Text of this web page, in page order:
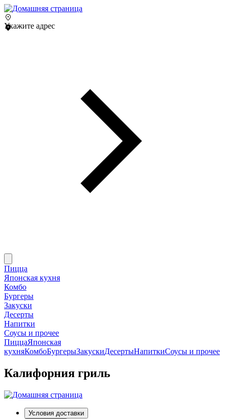
Укажите адрес
Пицца
Японская кухня
Комбо
Бургеры
Закуски
Десерты
Напитки
Соусы и прочее
ПиццаЯпонская
кухняКомбоБургерыЗакускиДесертыНапиткиСоусы и прочее
Калифорния гриль
Условия доставки